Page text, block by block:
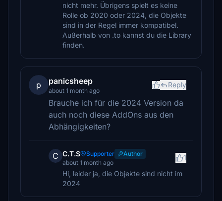
nicht mehr. Übrigens spielt es keine
Rolle ob 2020 oder 2024, die Objekte
sind in der Regel immer kompatibel.
Außerhalb von .to kannst du die Library
finden.
p panicsheep
about 1 month ago
Reply
Brauche ich für die 2024 Version da
auch noch diese AddOns aus den
Abhängigkeiten?
C C.T.S Supporter
Author
about 1 month ago
1
Hi, leider ja, die Objekte sind nicht im
2024